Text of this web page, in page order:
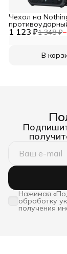
1 123 ₽1 348 ₽−
Чехол на
усиленными
В
Нажимая
обработку
получения